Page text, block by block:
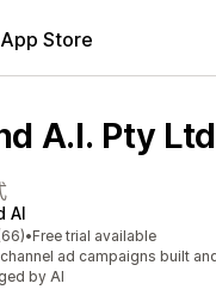
Store
A.I. Pty
AI
5 顆星
則評價
•Free trial available
ad campaigns built
by AI